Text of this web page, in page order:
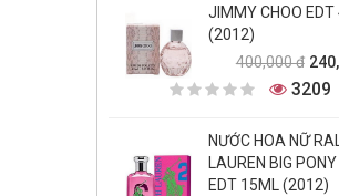
JIMMY CHOO EDT
(2012)
400,000 đ
3209
NƯỚC HOA NỮ
LAUREN BIG
EDT 15ML (2012)